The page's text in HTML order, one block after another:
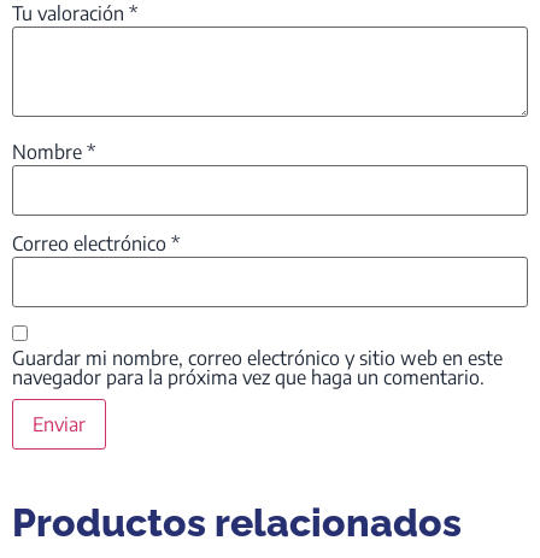
Tu valoración *
Nombre *
Correo electrónico *
Guardar mi nombre, correo electrónico y sitio web en este
navegador para la próxima vez que haga un comentario.
Productos relacionados